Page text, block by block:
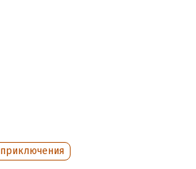
Судьба сама сделала свой